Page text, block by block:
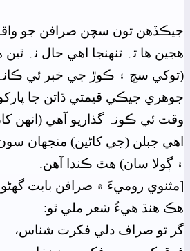
جيڪڏهن تون سچن صرافن جو
هجين ها تہ تنھنجا اهي حال نہ
(توکي سچ ۽ ڪوڙ جي خبر ئي
جوهري جيڪي قيمتي ڌاتن جا
وقت ئي ڪونہ گذاريو آهي (انهن
اهي جبلن (جي کاڻين) منجهان
۽ ڳولا سان) هٿ ڪندا آهن.
[مثنوي روميءَ ۾ صرافن بابت
هڪ هنڌ هيءُ شعر ملي ٿو:
گر تو صراف دلي فکرت شناس،